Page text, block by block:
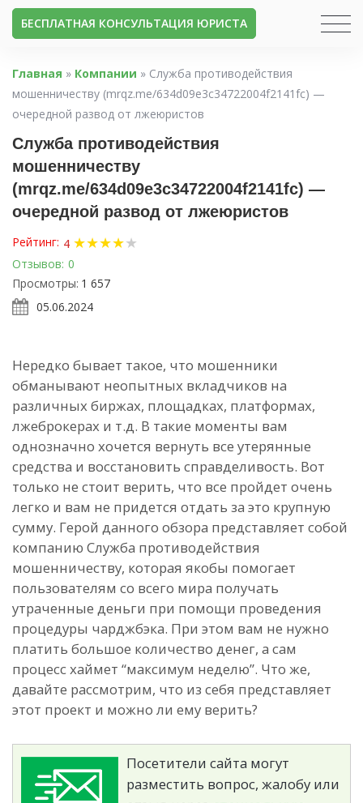
БЕСПЛАТНАЯ КОНСУЛЬТАЦИЯ ЮРИСТА
Главная » Компании » Служба противодействия
мошенничеству (mrqz.me/634d09e3c34722004f2141fc) —
очередной развод от лжеюристов
Служба противодействия
мошенничеству
(mrqz.me/634d09e3c34722004f2141fc) —
очередной развод от лжеюристов
Рейтинг: 4 ★★★★★
Отзывов: 0
Просмотры: 1 657
05.06.2024
Нередко бывает такое, что мошенники
обманывают неопытных вкладчиков на
различных биржах, площадках, платформах,
лжеброкерах и т.д. В такие моменты вам
однозначно хочется вернуть все утерянные
средства и восстановить справделивость. Вот
только не стоит верить, что все пройдет очень
легко и вам не придется отдать за это крупную
сумму. Герой данного обзора представляет собой
компанию Служба противодействия
мошенничеству, которая якобы помогает
пользователям со всего мира получать
утраченные деньги при помощи проведения
процедуры чарджбэка. При этом вам не нужно
платить большое количество денег, а сам
процесс хаймет “максимум неделю”. Что же,
давайте рассмотрим, что из себя представляет
этот проект и можно ли ему верить?
Посетители сайта могут
разместить вопрос, жалобу или